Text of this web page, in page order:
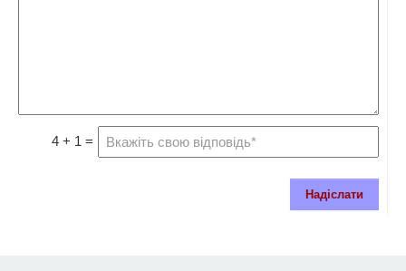
4 + 1 =
Надіслати